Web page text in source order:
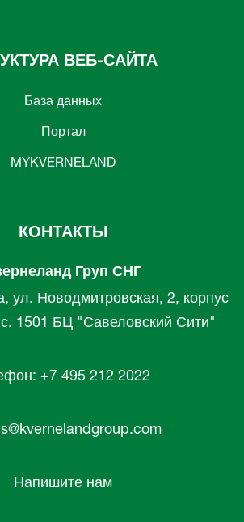
ВЕБ-САЙТА
База данных
Портал
MYKVERNELAND
КОНТАКТЫ
Груп СНГ
ул. Новодмитровская, 2, корпус
1501 БЦ "Савеловский Сити"
+7 495 212 2022
Напишите нам